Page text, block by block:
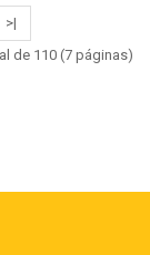
>|
de 110 (7 páginas)